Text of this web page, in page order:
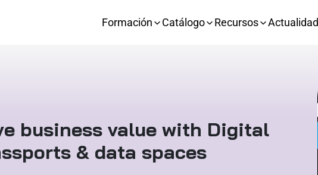
Formación Catálogo Recursos Actualidad
business value with Digital
& data spaces